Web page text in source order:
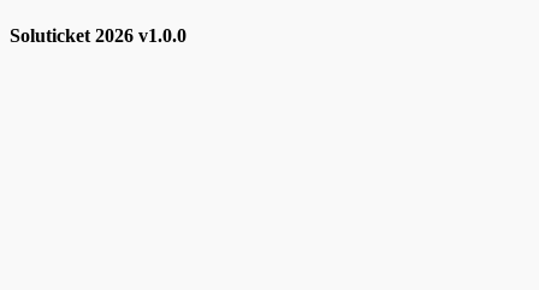
Soluticket 2026 v1.0.0